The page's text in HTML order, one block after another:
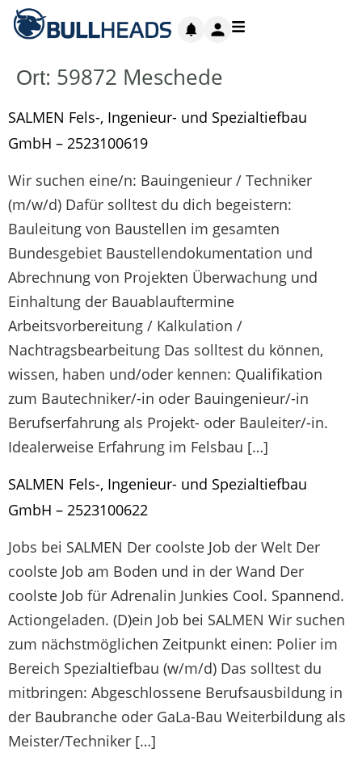
Ort: 59872 Meschede
SALMEN Fels-, Ingenieur- und Spezialtiefbau
GmbH – 2523100619
Wir suchen eine/n: Bauingenieur / Techniker
(m/w/d) Dafür solltest du dich begeistern:
Bauleitung von Baustellen im gesamten
Bundesgebiet Baustellendokumentation und
Abrechnung von Projekten Überwachung und
Einhaltung der Bauablauftermine
Arbeitsvorbereitung / Kalkulation /
Nachtragsbearbeitung Das solltest du können,
wissen, haben und/oder kennen: Qualifikation
zum Bautechniker/-in oder Bauingenieur/-in
Berufserfahrung als Projekt- oder Bauleiter/-in.
Idealerweise Erfahrung im Felsbau […]
SALMEN Fels-, Ingenieur- und Spezialtiefbau
GmbH – 2523100622
Jobs bei SALMEN Der coolste Job der Welt Der
coolste Job am Boden und in der Wand Der
coolste Job für Adrenalin Junkies Cool. Spannend.
Actiongeladen. (D)ein Job bei SALMEN Wir suchen
zum nächstmöglichen Zeitpunkt einen: Polier im
Bereich Spezialtiefbau (w/m/d) Das solltest du
mitbringen: Abgeschlossene Berufsausbildung in
der Baubranche oder GaLa-Bau Weiterbildung als
Meister/Techniker […]